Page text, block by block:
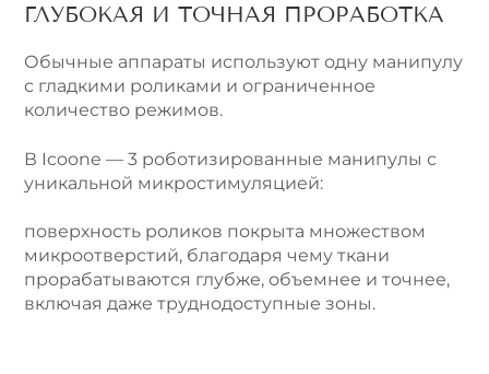
ГЛУБОКАЯ И ТОЧНАЯ ПРОРАБОТКА
Обычные аппараты используют одну манипулу
с гладкими роликами и ограниченное
количество режимов.
В Icoone — 3 роботизированные манипулы с
уникальной микростимуляцией:
поверхность роликов покрыта множеством
микроотверстий, благодаря чему ткани
прорабатываются глубже, объемнее и точнее,
включая даже труднодоступные зоны.